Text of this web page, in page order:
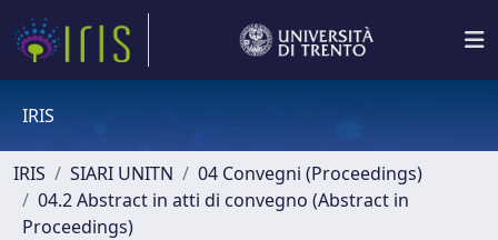
IRIS
IRIS SIARI UNITN
04 Convegni (Proceedings)
04.2 Abstract in atti di convegno (Abstract in
Proceedings)